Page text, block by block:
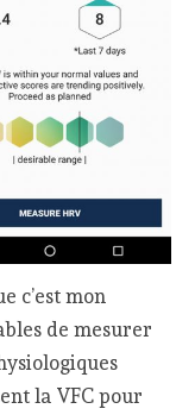
c’est mon
de mesurer
la VFC pour